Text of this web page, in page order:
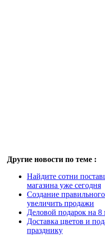
Другие новости по теме :
Найдите сотни
магазина уже сегодня
Создание
увеличить продажи
Деловой подарок на 8
Доставка цветов и
празднику